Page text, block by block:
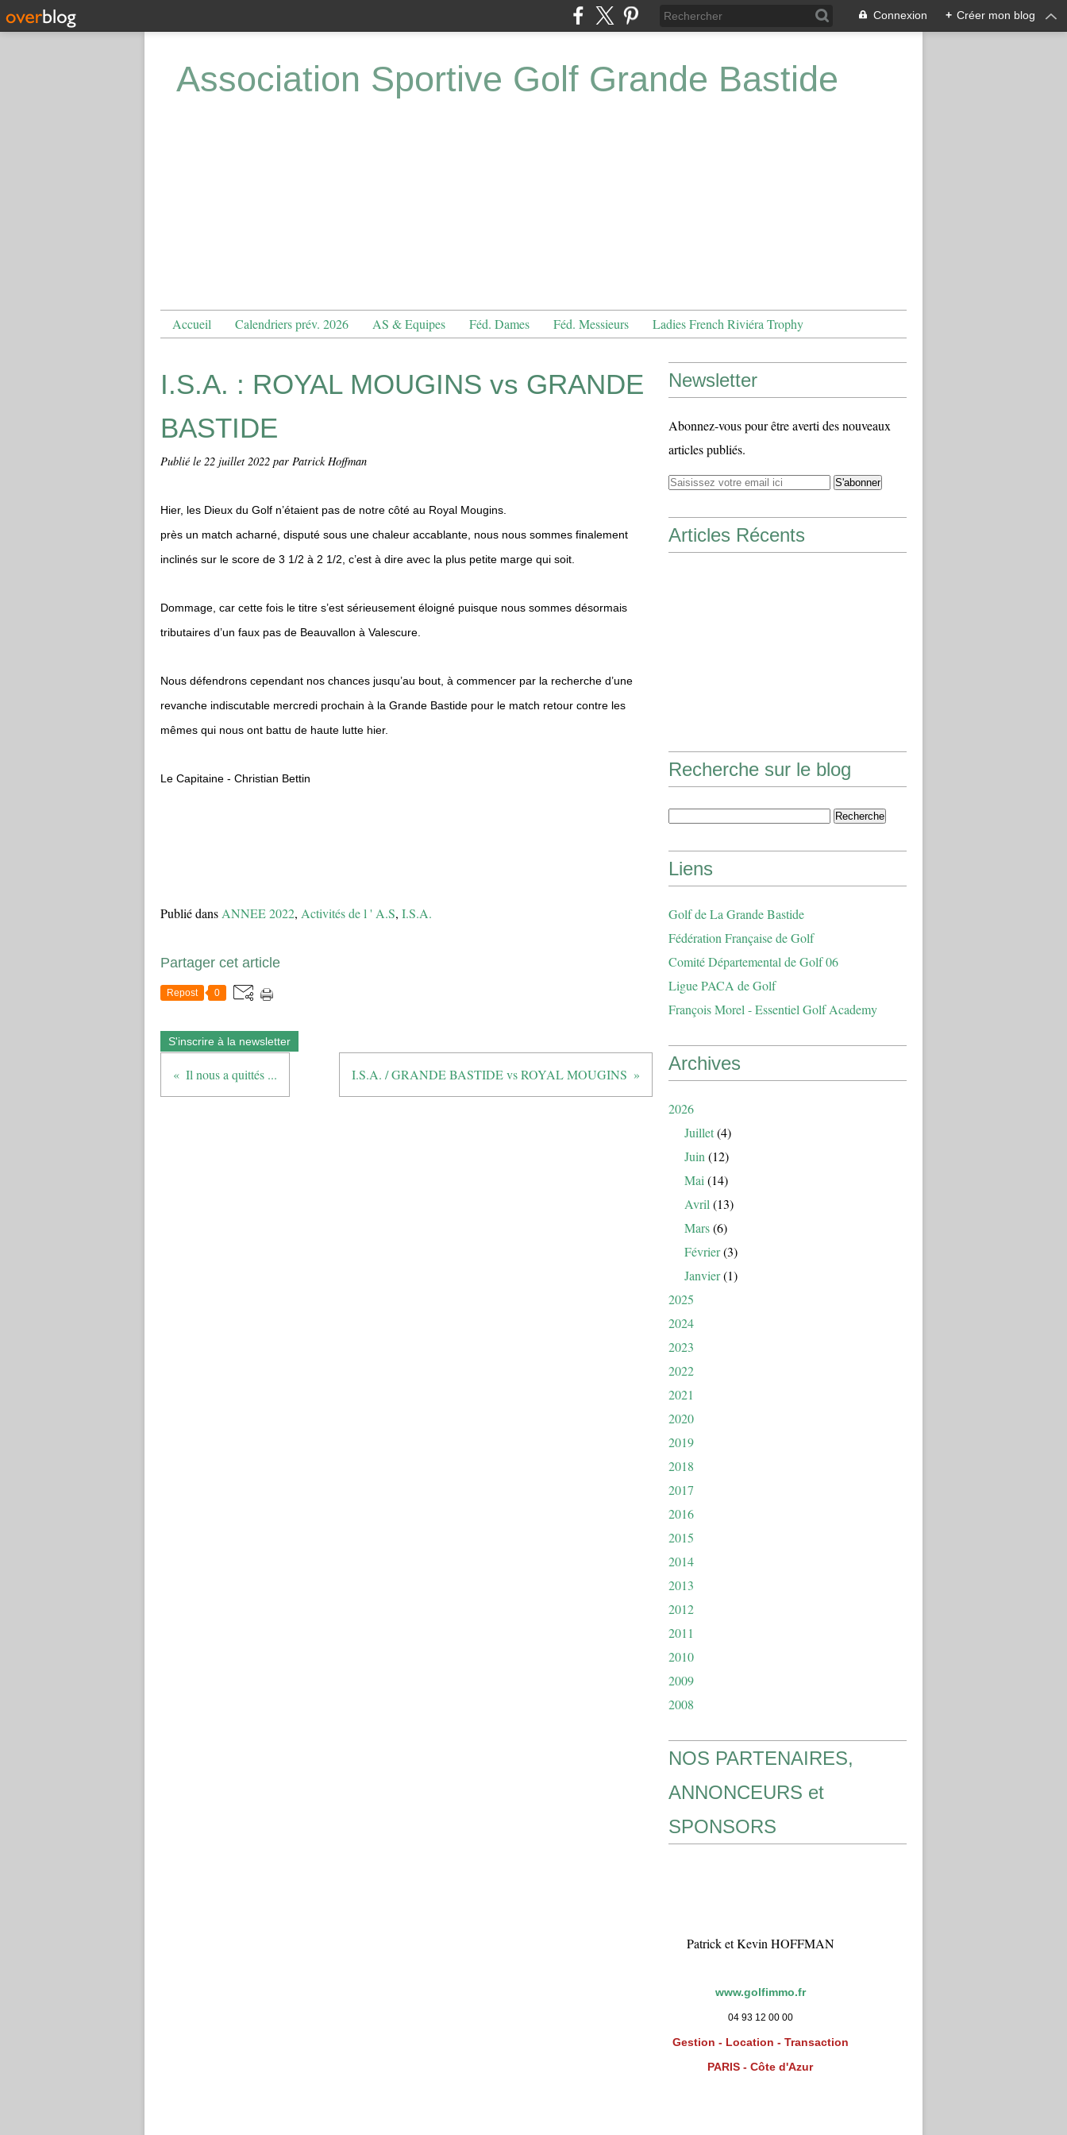
Connexion + Créer mon blog
Association Sportive Golf Grande Bastide
Accueil Calendriers prév. 2026 AS & Equipes Féd. Dames Féd. Messieurs Ladies French Riviéra Trophy
I.S.A. : ROYAL MOUGINS vs GRANDE
BASTIDE
Publié le 22 juillet 2022 par Patrick Hoffman
Hier, les Dieux du Golf n’étaient pas de notre côté au Royal Mougins.
près un match acharné, disputé sous une chaleur accablante, nous nous sommes finalement
inclinés sur le score de 3 1/2 à 2 1/2, c’est à dire avec la plus petite marge qui soit.
Dommage, car cette fois le titre s’est sérieusement éloigné puisque nous sommes désormais
tributaires d’un faux pas de Beauvallon à Valescure.
Nous défendrons cependant nos chances jusqu’au bout, à commencer par la recherche d’une
revanche indiscutable mercredi prochain à la Grande Bastide pour le match retour contre les
mêmes qui nous ont battu de haute lutte hier.
Le Capitaine - Christian Bettin
Publié dans ANNEE 2022, Activités de l ' A.S, I.S.A.
Partager cet article
Repost 0
S'inscrire à la newsletter
Il nous a quittés ... I.S.A. / GRANDE BASTIDE vs ROYAL MOUGINS
Newsletter
Abonnez-vous pour être averti des nouveaux
articles publiés.
Articles Récents
Recherche sur le blog
Liens
Golf de La Grande Bastide
Fédération Française de Golf
Comité Départemental de Golf 06
Ligue PACA de Golf
François Morel - Essentiel Golf Academy
Archives
2026
Juillet(4)
Juin (12)
Mai (14)
Avril (13)
Mars(6)
Février(3)
Janvier(1)
2025
2024
2023
2022
2021
2020
2019
2018
2017
2016
2015
2014
2013
2012
2011
2010
2009
2008
NOS PARTENAIRES,
ANNONCEURS et
SPONSORS
Patrick et Kevin HOFFMAN
www.golfimmo.fr
04 93 12 00 00
Gestion - Location - Transaction
PARIS - Côte d'Azur